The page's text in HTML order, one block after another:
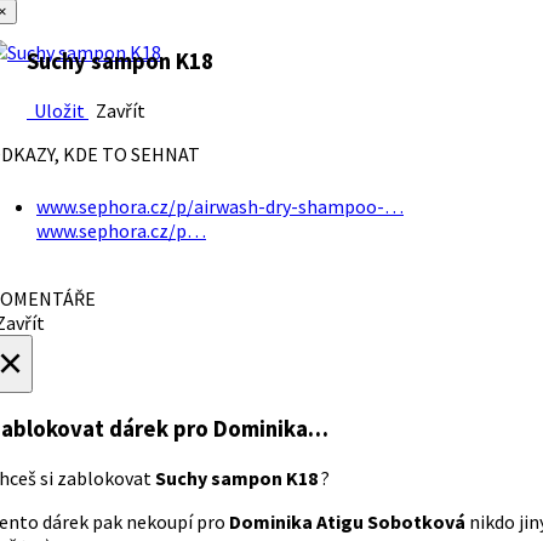
Suchy sampon K18
Uložit Zavřít
KDE TO SEHNAT
www.sephora.cz/p/airwash-dry-shampoo-…
www.sephora.cz/p…
dárek pro Dominika…
si zablokovatSuchy sampon K18?
dárek pak nekoupí pro Dominika Atigu Sobotková nikdo